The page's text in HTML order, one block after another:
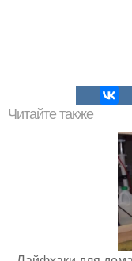
Читайте также